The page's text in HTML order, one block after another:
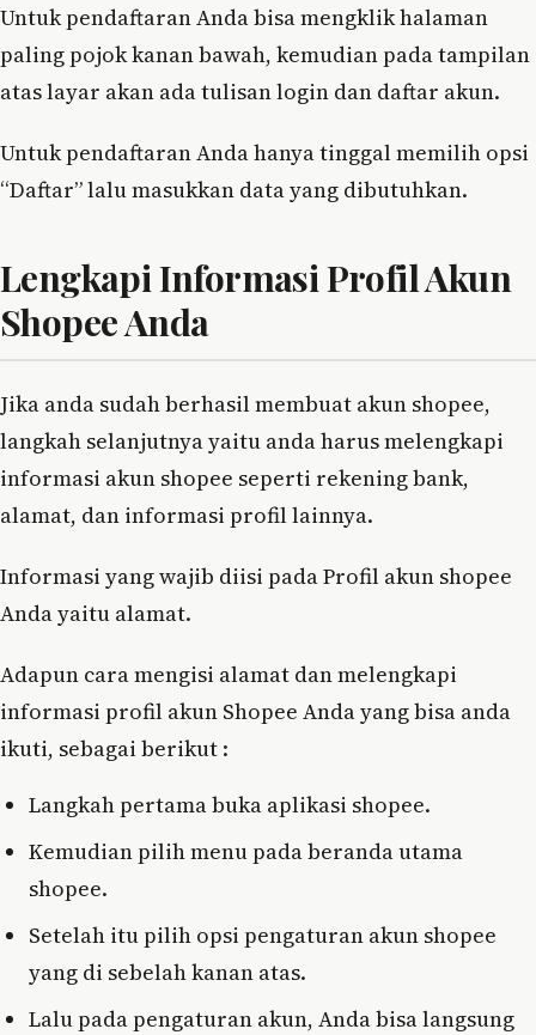
Untuk pendaftaran Anda bisa mengklik halaman
paling pojok kanan bawah, kemudian pada tampilan
atas layar akan ada tulisan login dan daftar akun.
Untuk pendaftaran Anda hanya tinggal memilih opsi
“Daftar” lalu masukkan data yang dibutuhkan.
Lengkapi Informasi Profil Akun
Shopee Anda
Jika anda sudah berhasil membuat akun shopee,
langkah selanjutnya yaitu anda harus melengkapi
informasi akun shopee seperti rekening bank,
alamat, dan informasi profil lainnya.
Informasi yang wajib diisi pada Profil akun shopee
Anda yaitu alamat.
Adapun cara mengisi alamat dan melengkapi
informasi profil akun Shopee Anda yang bisa anda
ikuti, sebagai berikut :
Langkah pertama buka aplikasi shopee.
Kemudian pilih menu pada beranda utama
shopee.
Setelah itu pilih opsi pengaturan akun shopee
yang di sebelah kanan atas.
Lalu pada pengaturan akun, Anda bisa langsung